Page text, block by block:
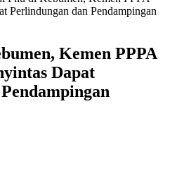
Perlindungan dan Pendampingan
Kemen PPPA
Dapat